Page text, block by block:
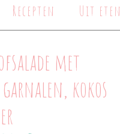
Recepten Uit eten
met
kokos